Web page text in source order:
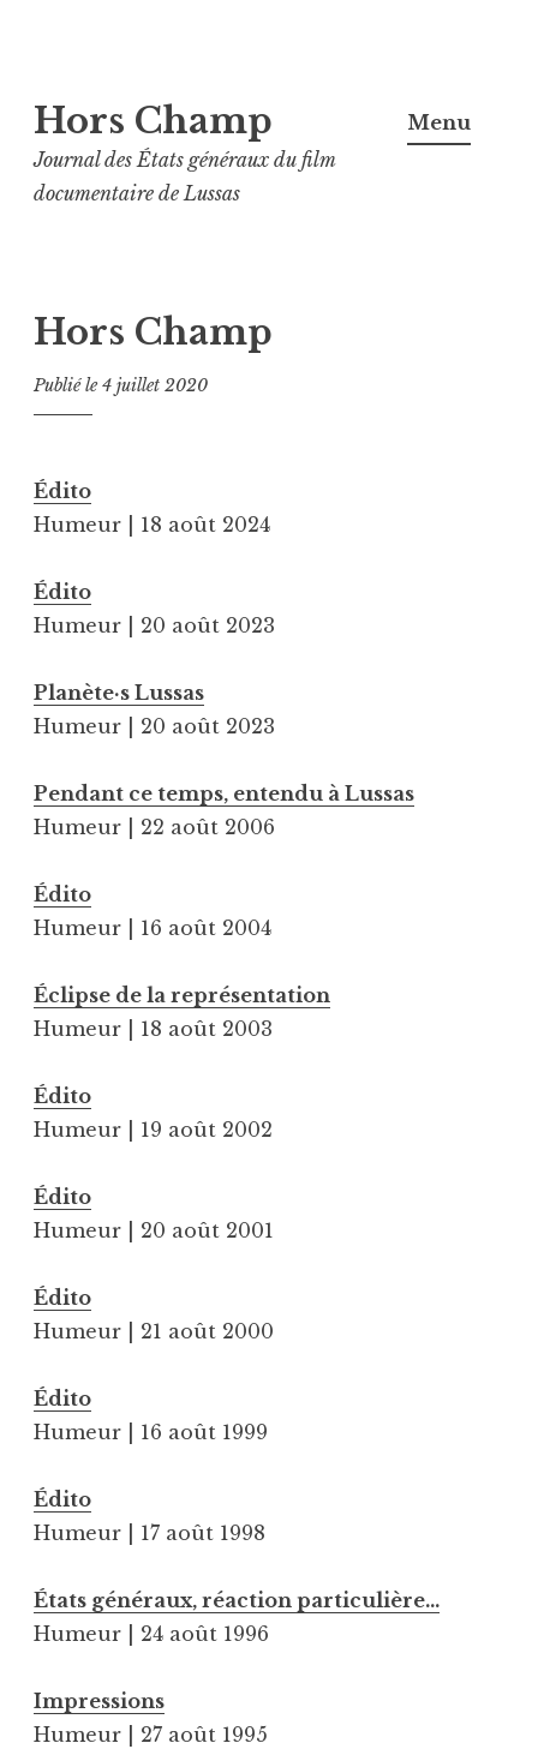
au
contenu
principal
Hors Champ
Journal des États généraux du film
documentaire de Lussas
Menu
Hors Champ
Publié le4 juillet 2020
Édito
Humeur | 18 août 2024
Édito
Humeur | 20 août 2023
Planète·s Lussas
Humeur | 20 août 2023
Pendant ce temps, entendu à Lussas
Humeur | 22 août 2006
Édito
Humeur | 16 août 2004
Éclipse de la représentation
Humeur | 18 août 2003
Édito
Humeur | 19 août 2002
Édito
Humeur | 20 août 2001
Édito
Humeur | 21 août 2000
Édito
Humeur | 16 août 1999
Édito
Humeur | 17 août 1998
États généraux, réaction particulière…
Humeur | 24 août 1996
Impressions
Humeur | 27 août 1995